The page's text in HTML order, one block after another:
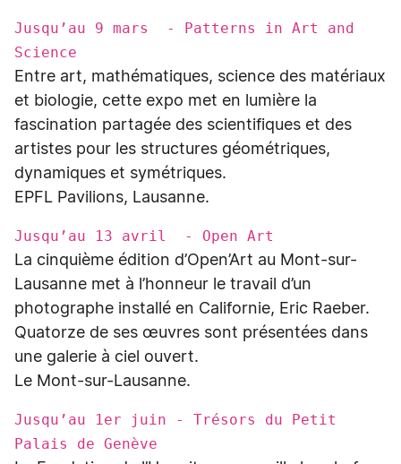
Jusqu’au 9 mars - Patterns in Art and
Science
Entre art, mathématiques, science des matériaux
et biologie, cette expo met en lumière la
fascination partagée des scientifiques et des
artistes pour les structures géométriques,
dynamiques et symétriques.
EPFL Pavilions, Lausanne.
Jusqu’au 13 avril - Open Art
La cinquième édition d’Open’Art au Mont-sur-
Lausanne met à l’honneur le travail d’un
photographe installé en Californie, Eric Raeber.
Quatorze de ses œuvres sont présentées dans
une galerie à ciel ouvert.
Le Mont-sur-Lausanne.
Jusqu’au 1er juin - Trésors du Petit
Palais de Genève